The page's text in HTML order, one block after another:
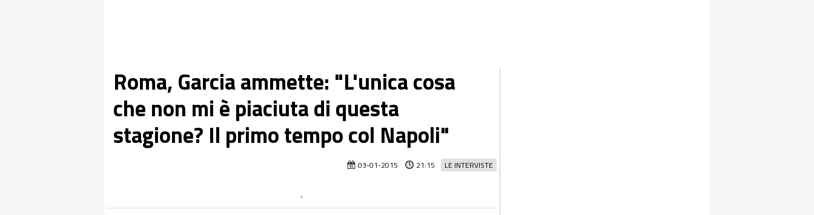
Roma, Garcia ammette: "L'unica cosa
che non mi è piaciuta di questa
stagione? Il primo tempo col Napoli"
LE INTERVISTE
03-01-2015 21:15